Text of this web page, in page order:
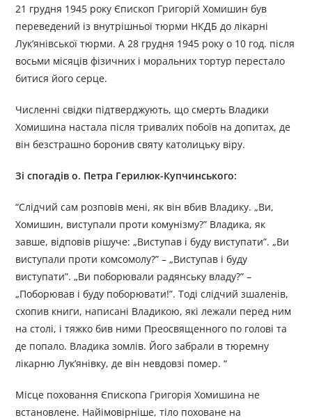
21 грудня 1945 року Єпископ Григорій Хомишин був
переведений із внутрішньої тюрми НКДБ до лікарні
Лук’янівської тюрми. А 28 грудня 1945 року о 10 год. після
восьми місяців фізичних і моральних тортур перестало
битися його серце.
Численні свідки підтверджують, що смерть Владики
Хомишина настала після тривалих побоїв на допитах, де
він безстрашно боронив святу католицьку віру.
Зі спогадів о. Петра Герилюк-Купчинського:
“Слідчий сам розповів мені, як він вбив Владику. „Ви,
Хомишин, виступали проти комунізму?” Владика, як
завше, відповів рішуче: „Виступав і буду виступати”. „Ви
виступали проти комсомолу?” – „Виступав і буду
виступати”. „Ви поборювали радянську владу?” –
„Поборював і буду поборювати!”. Тоді слідчий зшаленів,
схопив книги, написані Владикою, які лежали перед ним
на столі, і тяжко бив ними Преосвященного по голові та
де попало. Владика зомлів. Його забрали в тюремну
лікарню Лук’янівку, де він невдовзі помер. “
Місце поховання Єпископа Григорія Хомишина не
встановлене. Найімовірніше, тіло поховане на